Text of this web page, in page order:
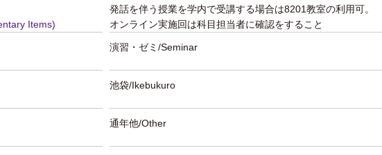
Items)
発話を伴う授業を学内で受講する場合は8201教室の利用可。
オンライン実施回は科目担当者に確認をすること
演習・ゼミ/Seminar
池袋/Ikebukuro
通年他/Other